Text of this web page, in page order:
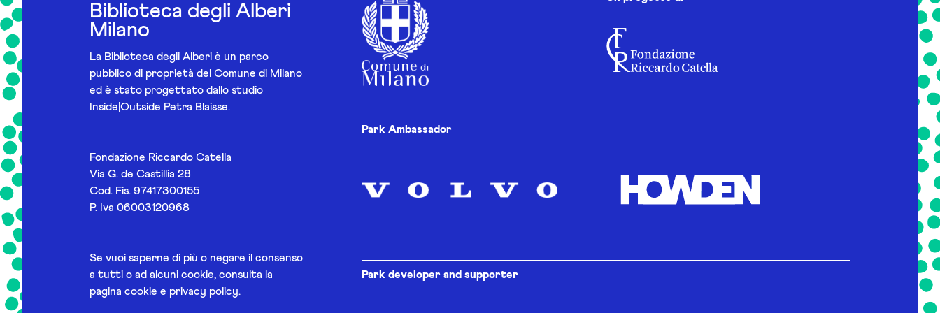
Biblioteca degli Alberi
Milano
La Biblioteca degli Alberi è un parco
pubblico di proprietà del Comune di Milano
ed è stato progettato dallo studio
Inside|Outside Petra Blaisse.
Fondazione Riccardo Catella
Via G. de Castillia 28
Cod. Fis. 97417300155
P. Iva 06003120968
Se vuoi saperne di più o negare il consenso
a tutti o ad alcuni cookie, consulta la
pagina cookie e privacy policy.
Park Ambassador
Park developer and supporter